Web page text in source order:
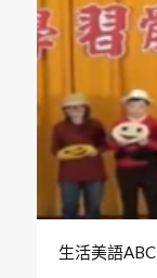
生活美語ABC